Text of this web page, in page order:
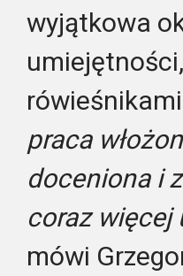
wyjątkowa
praca
doceniona i
coraz więcej
mówi